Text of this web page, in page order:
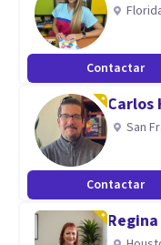
Contactar
Carlos
San
Contactar